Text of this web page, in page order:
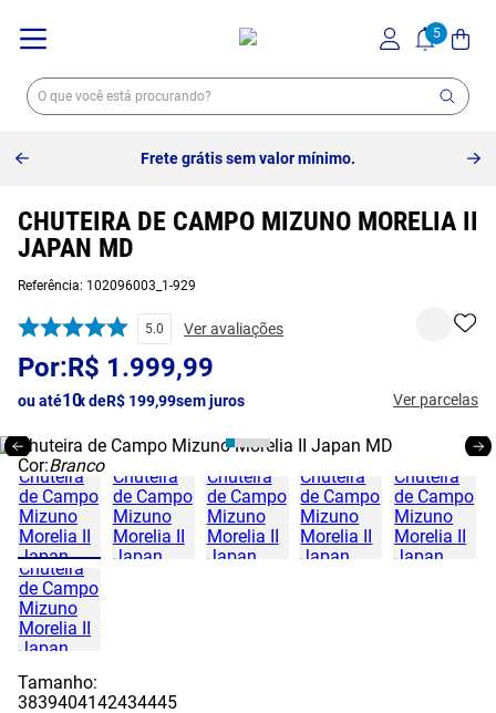
Frete grátis sem valor mínimo.
CHUTEIRA DE CAMPO MIZUNO MORELIA II
JAPAN MD
Referência: 102096003_1-929
5.0 Ver avaliações
R$ 1.999,99
ou até10x deR$ 199,99sem juros Ver parcelas
Cor:Branco
Tamanho:
3839404142434445